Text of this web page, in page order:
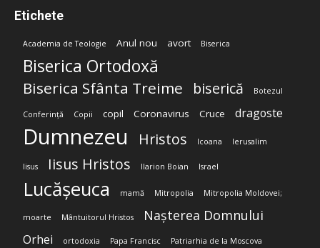
Etichete
Academia de Teologie Anul nou avort Biserica
Biserica Ortodoxă
Biserica Sfânta Treime biserică Botezul
Conferință Copii copil Coronavirus Cruce dragoste
Dumnezeu Hristos Icoana Ierusalim
Iisus Iisus Hristos Ilarion Boian Israel
Lucășeuca mamă Mitropolia Mitropolia Moldovei;
moarte Mântuitorul Hristos Nașterea Domnului
Orhei ortodoxia Papa Francisc Patriarhia de la Moscova